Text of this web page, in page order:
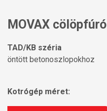
MOVAX cölöpfúró
TAD/KB széria
öntött betonoszlopokhoz
Kotrógép méret: